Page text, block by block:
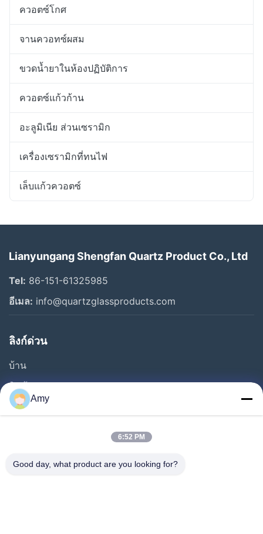
ควอตซ์โกศ
จานควอทซ์ผสม
ขวดน้ำยาในห้องปฏิบัติการ
ควอตซ์แก้วก้าน
อะลูมิเนีย ส่วนเซรามิก
เครื่องเซรามิกที่ทนไฟ
เล็บแก้วควอตซ์
Lianyungang Shengfan Quartz Product Co., Ltd
Tel: 86-151-61325985
อีเมล: info@quartzglassproducts.com
ลิงก์ด่วน
บ้าน
สินค้า
วิดีโอ
การควบคุมคุณภาพ
Amy
6:52 PM
Good day, what product are you looking for?